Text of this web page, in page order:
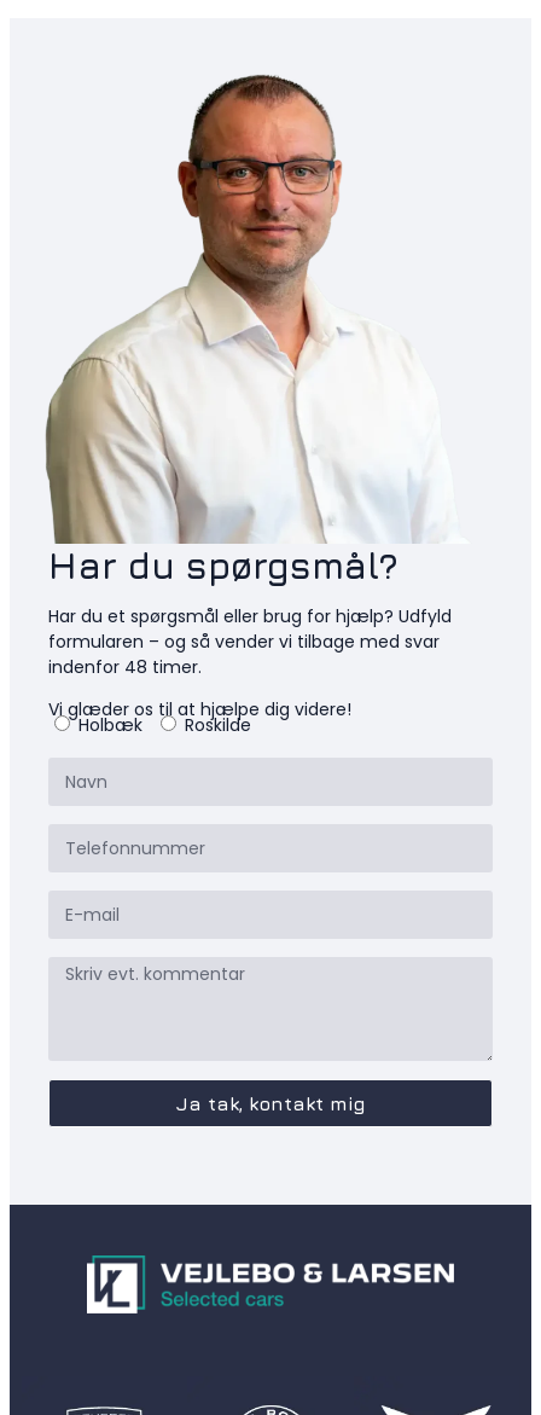
Har du spørgsmål?
Har du et spørgsmål eller brug for hjælp? Udfyld
formularen – og så vender vi tilbage med svar
indenfor 48 timer.
Vi glæder os til at hjælpe dig videre!
Holbæk Roskilde
Ja tak, kontakt mig